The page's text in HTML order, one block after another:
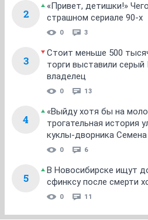
2
«Привет, детишки!»
страшном сериале 90-х
0 3
3
Стоит меньше 500
торги выставили
владелец
0 13
4
«Выйду хотя бы на
трогательная история
куклы-дворника
0 6
5
В Новосибирске ищут
сфинксу после смерти
0 11